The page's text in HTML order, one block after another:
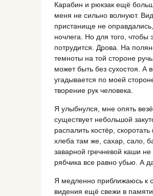
Карабин и рюкзак ещё
меня не сильно волнуют.
пристанище не
ночлега. Но для того,
потрудится. Дрова. На
темноты на той стороне
может быть без сухостоя. А
угадывается по моей
творение рук человека.
Я улыбнулся, мне опять
существует небольшой
распалить костёр,
хлеба там же, сахар, сало,
заварной гречневой каши
рябчика все равно убью. А
Я медленно приближаюсь к
видения ещё свежи в